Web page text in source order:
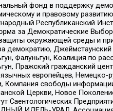
фонд в поддержку
и правовому
Республиканский
за Демократические
окружающей среды и
демократию, Джеймстаунский
Фалуньгун, Коалиция по
Пражский гражданский
европейцев,
Компания свободы
Церкви, Новое
Саентологических